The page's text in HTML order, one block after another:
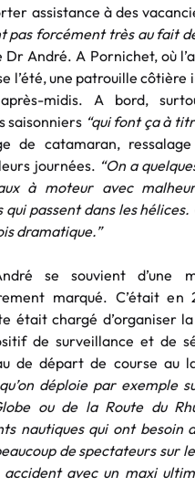
assistance à des
pas forcément très au fait
Dr André. A Pornichet, où
l’été, une patrouille côtière
midis. A bord,
saisonniers “qui font ça à
de catamaran,
journées. “On a
à moteur avec
qui passent dans les hélices.
dramatique.”
se souvient d’une
marqué. C’était en
était chargé d’organiser
de surveillance et de
de départ de course au
déploie par exemple
ou de la Route du
nautiques qui ont besoin
de spectateurs sur le
avec un maxi